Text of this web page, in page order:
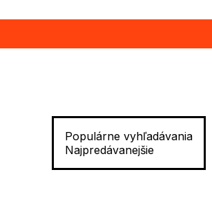
Populárne vyhľadávania
Najpredávanejšie